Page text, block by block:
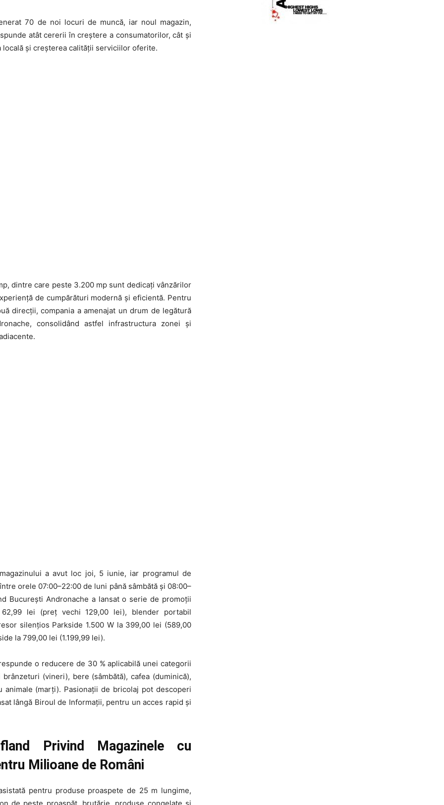
70 de noi locuri de muncă, iar noul magazin,
atât cererii în creștere a consumatorilor, cât și
și creșterea calității serviciilor oferite.
dintre care peste 3.200 mp sunt dedicați vânzărilor
de cumpărături modernă și eficientă. Pentru
direcții, compania a amenajat un drum de legătură
consolidând astfel infrastructura zonei și
a avut loc joi, 5 iunie, iar programul de
orele 07:00–22:00 de luni până sâmbătă și 08:00–
București Andronache a lansat o serie de promoții
lei (preț vechi 129,00 lei), blender portabil
silențios Parkside 1.500 W la 399,00 lei (589,00
la 799,00 lei (1.199,99 lei).
o reducere de 30 % aplicabilă unei categorii
(vineri), bere (sâmbătă), cafea (duminică),
(marți). Pasionații de bricolaj pot descoperi
lângă Biroul de Informații, pentru un acces rapid și
Privind Magazinele cu
Milioane de Români
pentru produse proaspete de 25 m lungime,
de pește proaspăt, brutărie, produse congelate și